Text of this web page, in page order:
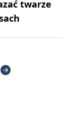
twarze